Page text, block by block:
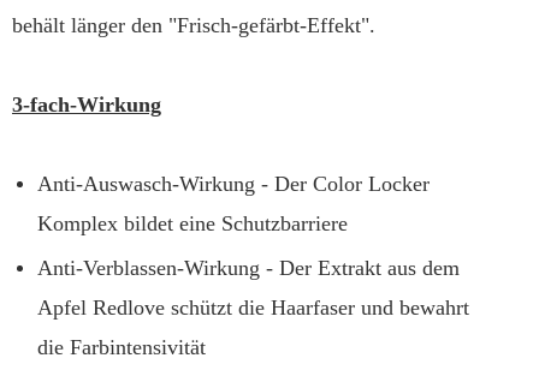
behält länger den "Frisch-gefärbt-Effekt".
3-fach-Wirkung
Anti-Auswasch-Wirkung - Der Color Locker
Komplex bildet eine Schutzbarriere
Anti-Verblassen-Wirkung - Der Extrakt aus dem
Apfel Redlove schützt die Haarfaser und bewahrt
die Farbintensivität